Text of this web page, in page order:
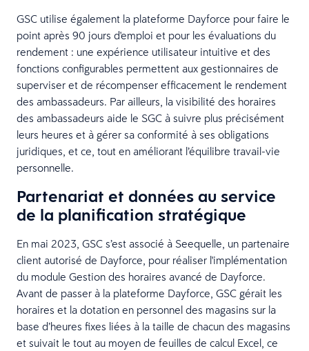
GSC utilise également la plateforme Dayforce pour faire le
point après 90 jours d'emploi et pour les évaluations du
rendement : une expérience utilisateur intuitive et des
fonctions configurables permettent aux gestionnaires de
superviser et de récompenser efficacement le rendement
des ambassadeurs. Par ailleurs, la visibilité des horaires
des ambassadeurs aide le SGC à suivre plus précisément
leurs heures et à gérer sa conformité à ses obligations
juridiques, et ce, tout en améliorant l’équilibre travail-vie
personnelle.
Partenariat et données au service
de la planification stratégique
En mai 2023, GSC s’est associé à Seequelle, un partenaire
client autorisé de Dayforce, pour réaliser l'implémentation
du module Gestion des horaires avancé de Dayforce.
Avant de passer à la plateforme Dayforce, GSC gérait les
horaires et la dotation en personnel des magasins sur la
base d’heures fixes liées à la taille de chacun des magasins
et suivait le tout au moyen de feuilles de calcul Excel, ce